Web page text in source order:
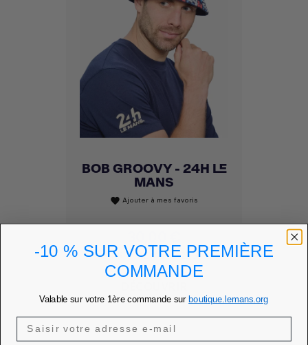
BOB GROOVY - 24H LE
MANS
favorite Ajouter à mes favoris
PRIX MEMBRE 25,50 €
-10 % SUR VOTRE PREMIÈRE
COMMANDE
Valable sur votre 1ère commande sur boutique.lemans.org